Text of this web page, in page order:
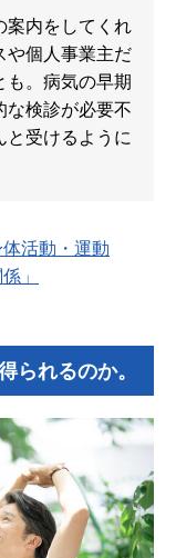
案内をしてくれ
や個人事業主だ
も。病気の早期
な検診が必要不
受けるように
体活動・運動
」
られるのか。